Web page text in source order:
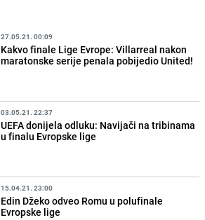
27.05.21. 00:09
Kakvo finale Lige Evrope: Villarreal nakon
maratonske serije penala pobijedio United!
03.05.21. 22:37
UEFA donijela odluku: Navijači na tribinama
u finalu Evropske lige
15.04.21. 23:00
Edin Džeko odveo Romu u polufinale
Evropske lige